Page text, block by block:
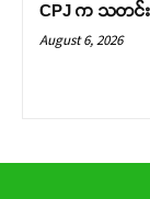
CPJ က သတင်
August 6, 2026